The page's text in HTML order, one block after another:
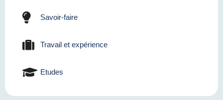
Savoir-faire
Travail et expérience
Etudes